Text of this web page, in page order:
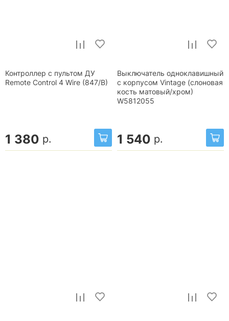
Контроллер с пультом ДУ
Remote Control 4 Wire (847/B)
1 380 р.
Выключатель одноклавишный
с корпусом Vintage (слоновая
кость матовый/хром)
W5812055
1 540 р.